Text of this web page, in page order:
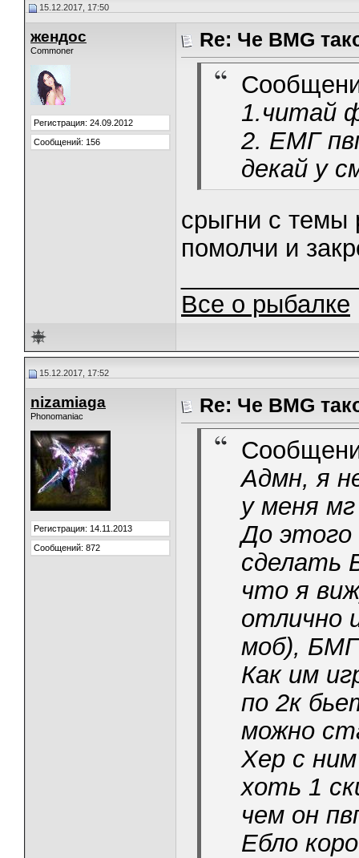
15.12.2017, 17:50
жендос
Commoner
Регистрация: 24.09.2012
Сообщений: 156
Re: Че BMG
1.читай
2. ЕМГ
декай у
срыгни с темы
помолчи и
Все о рыбалке
15.12.2017, 17:52
nizamiaga
Phonomaniac
Регистрация: 14.11.2013
Сообщений: 872
Re: Че BMG
Адмн, я
у меня
До этого
сделать
что я
отлично
моб),
Как им
по 2к
можно
Хер с
хоть 1
чем он
Ебло